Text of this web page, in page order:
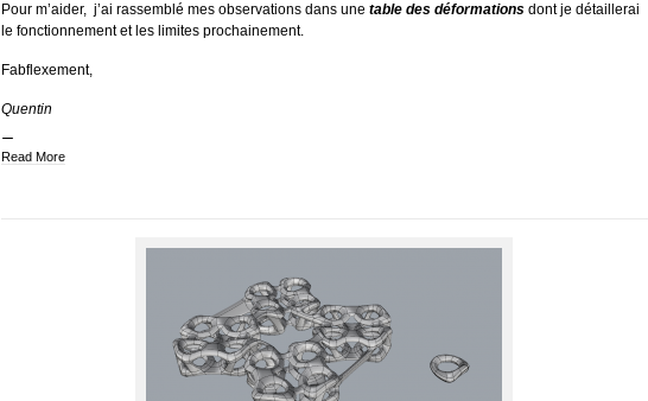
Pour m’aider, j’ai rassemblé mes observations dans une table des déformationsdont je détaillerai
le fonctionnement et les limites prochainement.
Fabflexement,
Quentin
Read More